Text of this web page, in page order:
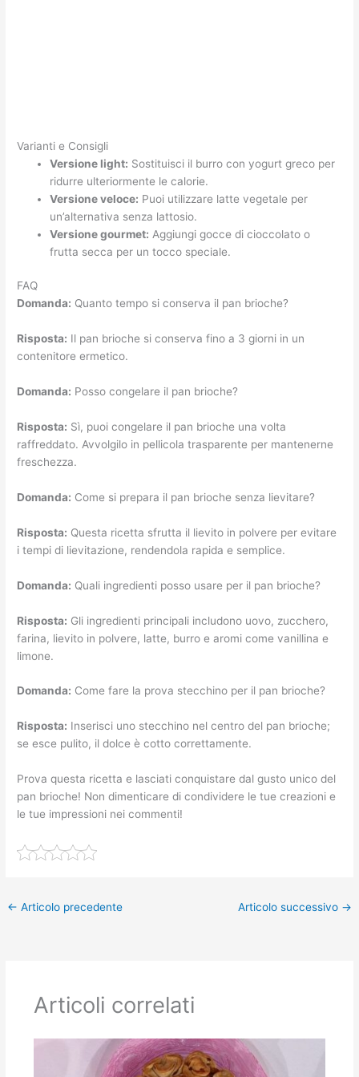
Varianti e Consigli
Versione light: Sostituisci il burro con yogurt greco per
ridurre ulteriormente le calorie.
Versione veloce: Puoi utilizzare latte vegetale per
un’alternativa senza lattosio.
Versione gourmet: Aggiungi gocce di cioccolato o
frutta secca per un tocco speciale.
FAQ
Domanda: Quanto tempo si conserva il pan brioche?
Risposta: Il pan brioche si conserva fino a 3 giorni in un
contenitore ermetico.
Domanda: Posso congelare il pan brioche?
Risposta: Sì, puoi congelare il pan brioche una volta
raffreddato. Avvolgilo in pellicola trasparente per mantenerne
freschezza.
Domanda: Come si prepara il pan brioche senza lievitare?
Risposta: Questa ricetta sfrutta il lievito in polvere per evitare
i tempi di lievitazione, rendendola rapida e semplice.
Domanda: Quali ingredienti posso usare per il pan brioche?
Risposta: Gli ingredienti principali includono uovo, zucchero,
farina, lievito in polvere, latte, burro e aromi come vanillina e
limone.
Domanda: Come fare la prova stecchino per il pan brioche?
Risposta: Inserisci uno stecchino nel centro del pan brioche;
se esce pulito, il dolce è cotto correttamente.
Prova questa ricetta e lasciati conquistare dal gusto unico del
pan brioche! Non dimenticare di condividere le tue creazioni e
le tue impressioni nei commenti!
← Articolo precedente Articolo successivo →
Articoli correlati